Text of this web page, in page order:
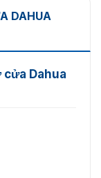
hãng từ
báo giá ưu đãi
DAHUA
Dahua